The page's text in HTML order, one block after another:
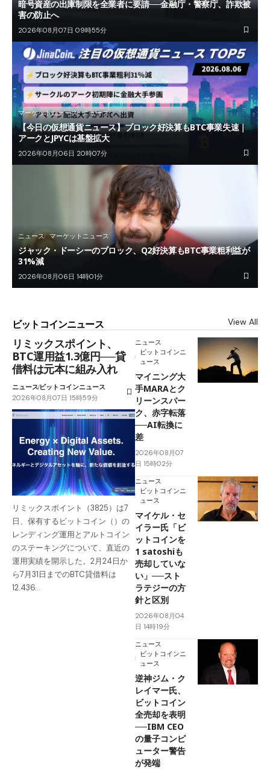
暗号資産の出庫制限を全業者に要請──金融庁・警察庁、詐欺被
害の防止へ
2026年08月07日 09時55分
マーケットニュース ニュース
【今日の仮想通貨ニュース】ブロック好決算もBTC事業失速｜
アークとJPYCは基盤拡大
2026年08月06日 20時07分
ニュース マーケットニュース
ジャック・ドーシーのブロック、Q2好決算もBTC事業粗利益が
31%減
2026年08月06日 14時01分
ビットコインニュース View All
リミックスポイント、
BTC運用益1.3億円──貸
借料は元本に組み入れ
ニュースビットコインニュース
2026年08月07日 15時59分
リミックスポイント（3825）は7
日、保有するビットコイン（）の
レンディング運用とアルトコイン
のステーキングについて、直近の
運用実績を開示した。2月24日か
ら7月31日までのBTC貸借料は
12.436…
ニュース
ビットコインニ
ュース
マイニング大
手MARAとク
リーンスパー
ク、赤字転落
──AI転換に
差
2026年08月07
日 15時02分
ニュース
ビットコインニ
ュース
マイケル・セ
イラー氏「ビ
ットコインを
1 satoshiも
売却していな
い」──スト
ラテジーの方
針と区別
2026年08月04
日 14時19分
ニュース
ビットコインニ
ュース
逆神ジム・ク
レイマー氏、
ビットコイン
全売却を表明
──IBM CEO
の量子コンピ
ューター警告
が発端